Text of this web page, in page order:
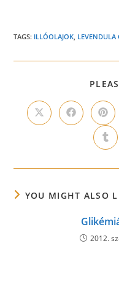
TAGS: ILLÓOLAJOK, LEVENDULA
Opens
in
Opens
in
window
in
a
new
in
YOU MIGHT ALSO
2012.